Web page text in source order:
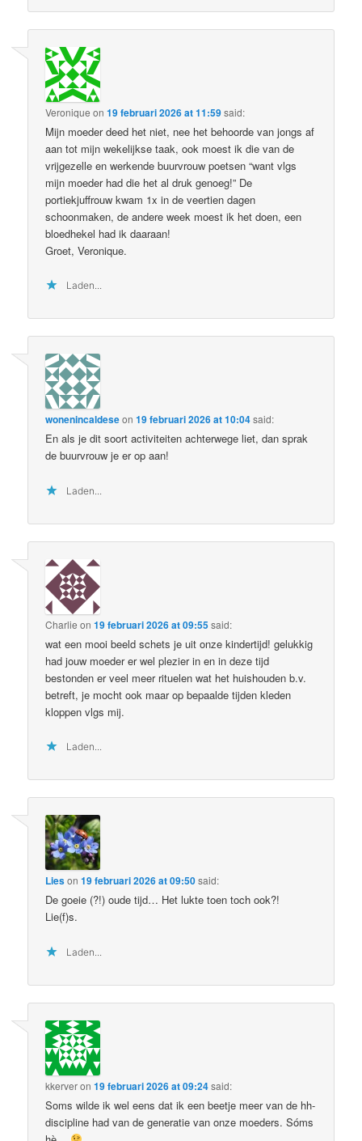
Veronique on19 februari 2026 at 11:59said:
Mijn moeder deed het niet, nee het behoorde van jongs af
aan tot mijn wekelijkse taak, ook moest ik die van de
vrijgezelle en werkende buurvrouw poetsen “want vlgs
mijn moeder had die het al druk genoeg!” De
portiekjuffrouw kwam 1x in de veertien dagen
schoonmaken, de andere week moest ik het doen, een
bloedhekel had ik daaraan!
Groet, Veronique.
Laden...
wonenincaldeseon19 februari 2026 at 10:04said:
En als je dit soort activiteiten achterwege liet, dan sprak
de buurvrouw je er op aan!
Laden...
Charlie on19 februari 2026 at 09:55said:
wat een mooi beeld schets je uit onze kindertijd! gelukkig
had jouw moeder er wel plezier in en in deze tijd
bestonden er veel meer rituelen wat het huishouden b.v.
betreft, je mocht ook maar op bepaalde tijden kleden
kloppen vlgs mij.
Laden...
Lieson19 februari 2026 at 09:50said:
De goeie (?!) oude tijd… Het lukte toen toch ook?!
Lie(f)s.
Laden...
kkerveron19 februari 2026 at 09:24said:
Soms wilde ik wel eens dat ik een beetje meer van de hh-
discipline had van de generatie van onze moeders. Sóms